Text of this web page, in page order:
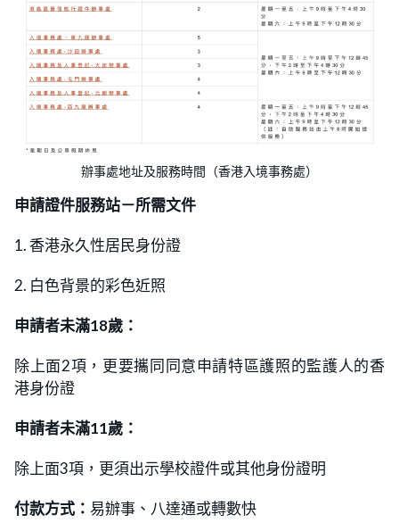
辦事處地址及服務時間（香港入境事務處）
申請證件服務站－所需文件
1. 香港永久性居民身份證
2. 白色背景的彩色近照
申請者未滿18歲：
除上面2項，更要攜同同意申請特區護照的監護人的香
港身份證
申請者未滿11歲：
除上面3項，更須出示學校證件或其他身份證明
付款方式： 易辦事、八達通或轉數快